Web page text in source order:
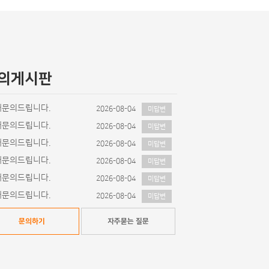
게시판
의드립니다. 2026-08-04 미답변
의드립니다. 2026-08-04 미답변
의드립니다. 2026-08-04 미답변
의드립니다. 2026-08-04 미답변
의드립니다. 2026-08-04 미답변
의드립니다. 2026-08-04 미답변
문의하기 자주묻는 질문